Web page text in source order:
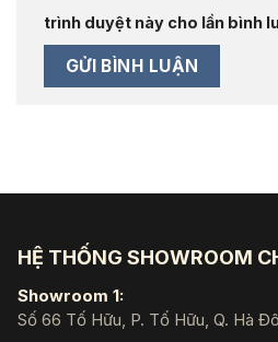
trình duyệt này cho lần bình
HỆ THỐNG SHOWROOM
Showroom 1:
Số 66 Tố Hữu, P. Tố Hữu, Q. Hà